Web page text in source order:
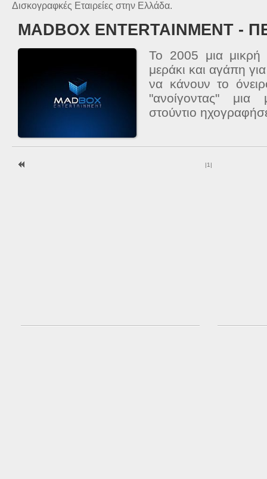
Δισκογραφκές Εταιρείες στην Ελλάδα.
MADBOX ENTERTAINMENT -
Το 2005 μια μικρή
μεράκι και αγάπη
να κάνουν το
"ανοίγοντας" μια
στούντιο
|1 |